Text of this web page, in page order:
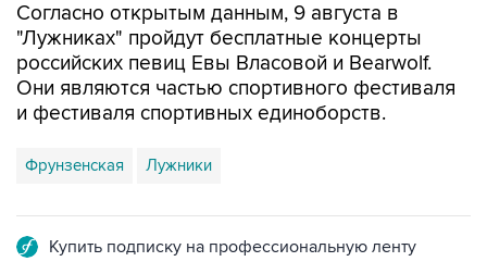
Согласно открытым данным, 9 августа в
"Лужниках" пройдут бесплатные концерты
российских певиц Евы Власовой и Bearwolf.
Они являются частью спортивного фестиваля
и фестиваля спортивных единоборств.
Фрунзенская Лужники
Купить подписку на профессиональную ленту